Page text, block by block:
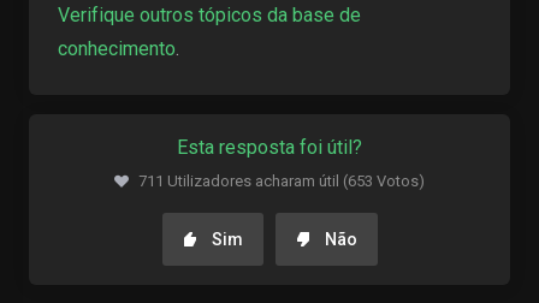
Verifique outros tópicos da base de
conhecimento.
Esta resposta foi útil?
711 Utilizadores acharam útil (653 Votos)
Sim Não